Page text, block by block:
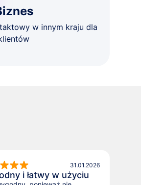
w innym kraju dla
31.01.2026
i łatwy w użyciu